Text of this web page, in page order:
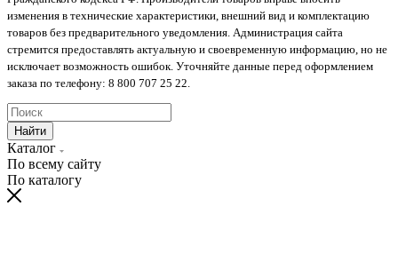
изменения в технические характеристики, внешний вид и комплектацию
товаров без предварительного уведомления. Администрация сайта
стремится предоставлять актуальную и своевременную информацию, но не
исключает возможность ошибок. Уточняйте данные перед оформлением
заказа по телефону: 8 800 707 25 22.
Найти
Каталог
По всему сайту
По каталогу